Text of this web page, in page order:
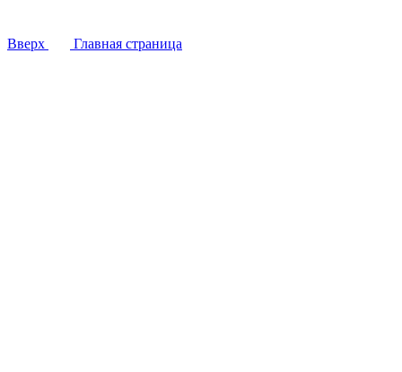
Вверх Главная страница